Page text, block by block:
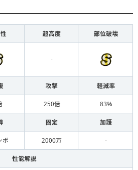
超高度 部位破壊
-
攻撃 軽減率
250倍 83%
固定 加護
ボ 2000万 -
性能解説